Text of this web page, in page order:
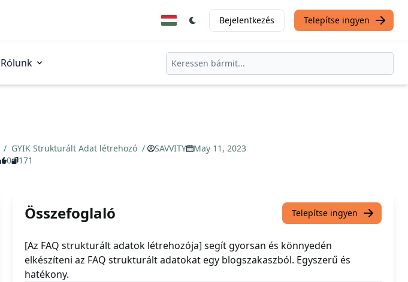
Bejelentkezés Telepítse ingyen
Rólunk
/ GYIK Strukturált Adat létrehozó / SAVVITY
May 11, 2023
0 171
Összefoglaló Telepítse ingyen
[Az FAQ strukturált adatok létrehozója] segít gyorsan és könnyedén
elkészíteni az FAQ strukturált adatokat egy blogszakaszból. Egyszerű és
hatékony.